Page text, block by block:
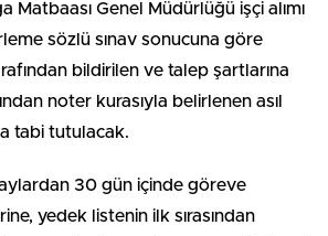
Matbaası Genel Müdürlüğü işçi alımı
sözlü sınav sonucuna göre
bildirilen ve talep şartlarına
noter kurasıyla belirlenen asıl
tabi tutulacak.
30 gün içinde göreve
yedek listenin ilk sırasından